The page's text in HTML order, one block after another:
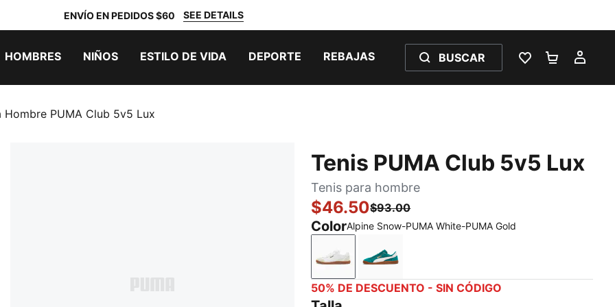
ENVÍO EN PEDIDOS $60 SEE DETAILS
HOMBRES NIÑOS ESTILO DE VIDA DEPORTE REBAJAS BUSCAR
LISTA DE
Hombre PUMA Club 5v5 Lux
Tenis PUMA Club 5v5 Lux
Tenis para hombre
$46.50$93.00
ColorAlpine Snow-PUMA White-PUMA Gold
Alpine Snow-PUMA White-PUMA Gold
Wild Green-PUMA White-PUMA Gold
50% DE DESCUENTO - SIN CÓDIGO